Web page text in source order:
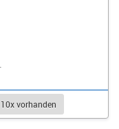
10x vorhanden